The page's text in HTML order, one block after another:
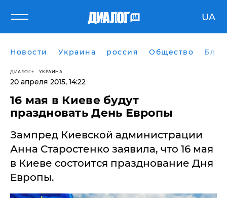
UA
Новости Украина россия Общество
ДИАЛОГ УКРАИНА
20 апреля 2015, 14:22
16 мая в Киеве будут
праздновать День Европы
Зампред Киевской администрации
Анна Старостенко заявила, что 16 мая
в Киеве состоится празднование Дня
Европы.